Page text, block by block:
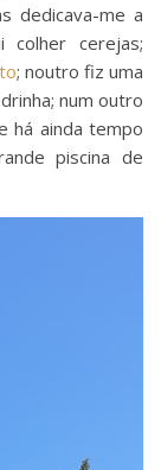
dedicava-me a
colher cerejas;
; noutro fiz uma
num outro
há ainda tempo
piscina de